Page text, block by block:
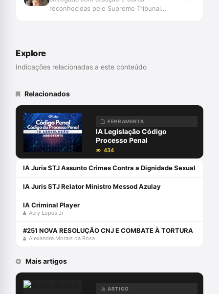
reconhecidas pelo Supremo Tribunal
Constituição pela Universidade de Brasília
Sul – UFRGS; e pós-graduada em Direitos
Explore
Indicações relacionadas a este conteúdo
Relacionados
FERRAMENTA
IA Legislação Código
Processo Penal
434
IA Juris STJ Assunto Crimes Contra a Dignidade Sexual
IA Juris STJ Relator Ministro Messod Azulay
IA Criminal Player
Aury Lopes Jr
#251 NOVA RESOLUÇÃO CNJ E COMBATE À TORTURA
Alexandre Morais da Rosa
Mais artigos
ARTIGO